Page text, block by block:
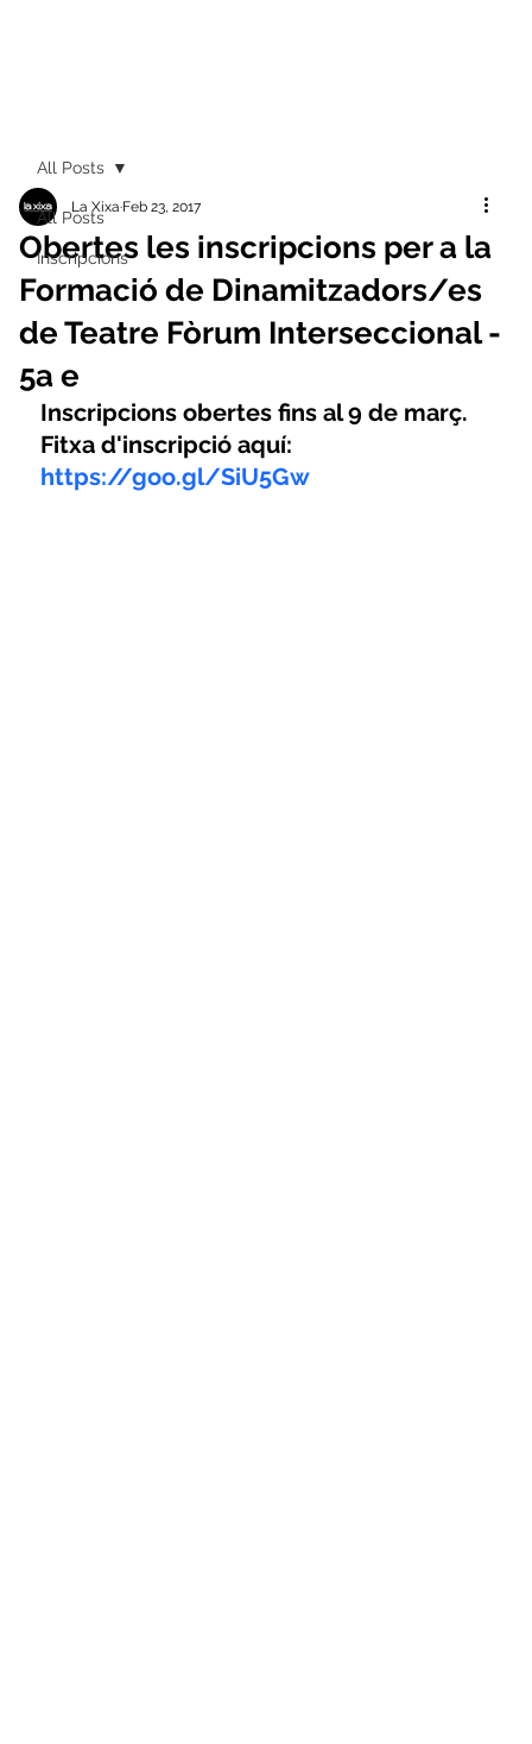
All Posts
Inscripcions
All Posts
Obertes les inscripcions per a la
Formació de Dinamitzadors/es
de Teatre Fòrum Interseccional -
5a e
La Xixa Feb 23, 2017
Inscripcions obertes fins al 9 de març.
Fitxa d'inscripció aquí:
https://goo.gl/SiU5Gw